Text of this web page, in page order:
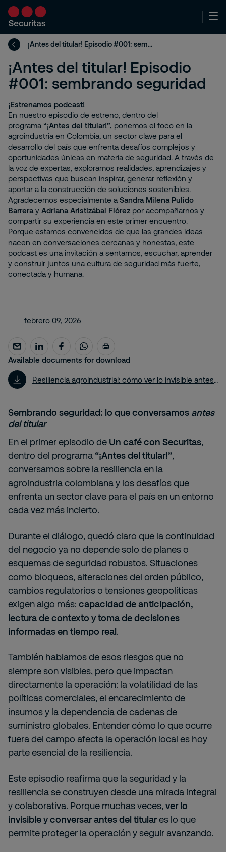
¡Antes del titular! Episodio #001: sembrando seguridad
¡Antes del titular! Episodio
#001: sembrando seguridad
¡Estrenamos podcast!
En nuestro episodio de estreno, dentro del
programa “¡Antes del titular!”, ponemos el foco en la
agroindustria en Colombia, un sector clave para el
desarrollo del país que enfrenta desafíos complejos y
oportunidades únicas en materia de seguridad. A través de
la voz de expertas, exploramos realidades, aprendizajes y
perspectivas que buscan inspirar, generar reflexión y
aportar a la construcción de soluciones sostenibles.
Agradecemos especialmente a Sandra Milena Pulido
Barrera y Adriana Aristizábal Flórez por acompañarnos y
compartir su experiencia en este primer encuentro.
Porque estamos convencidos de que las grandes ideas
nacen en conversaciones cercanas y honestas, este
podcast es una invitación a sentarnos, escuchar, aprender
y construir juntos una cultura de seguridad más fuerte,
conectada y humana.
Sembrando seguridad: lo que conversamos antes
del titular
En el primer episodio de Un café con Securitas,
dentro del programa “¡Antes del titular!”,
conversamos sobre la resiliencia en la
agroindustria colombiana y los desafíos que
enfrenta un sector clave para el país en un entorno
cada vez más incierto.
Durante el diálogo, quedó claro que la continuidad
del negocio ya no depende solo de planes o
esquemas de seguridad robustos. Situaciones
como bloqueos, alteraciones del orden público,
cambios regulatorios o tensiones geopolíticas
exigen algo más: capacidad de anticipación,
lectura de contexto y toma de decisiones
informadas en tiempo real.
También hablamos de esos riesgos que no
siempre son visibles, pero que impactan
directamente la operación: la volatilidad de las
políticas comerciales, el encarecimiento de
insumos y la dependencia de cadenas de
suministro globales. Entender cómo lo que ocurre
fuera del campo afecta la operación local es hoy
parte esencial de la resiliencia.
Este episodio reafirma que la seguridad y la
resiliencia se construyen desde una mirada integral
y colaborativa. Porque muchas veces, ver lo
invisible y conversar antes del titulares lo que
permite proteger la operación y seguir avanzando.
febrero 09, 2026
Available documents for download
Resiliencia agroindustrial: cómo ver lo invisible antes de que afecte tu operación